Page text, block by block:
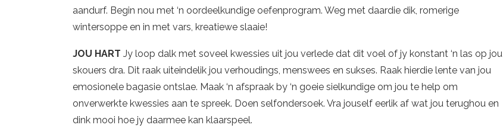
aandurf. Begin nou met ‘n oordeelkundige oefenprogram. Weg met daardie dik, romerige
wintersoppe en in met vars, kreatiewe slaaie!
JOU HART Jy loop dalk met soveel kwessies uit jou verlede dat dit voel of jy konstant ‘n las op jou
skouers dra. Dit raak uiteindelik jou verhoudings, menswees en sukses. Raak hierdie lente van jou
emosionele bagasie ontslae. Maak ‘n afspraak by ‘n goeie sielkundige om jou te help om
onverwerkte kwessies aan te spreek. Doen selfondersoek. Vra jouself eerlik af wat jou terughou en
dink mooi hoe jy daarmee kan klaarspeel.